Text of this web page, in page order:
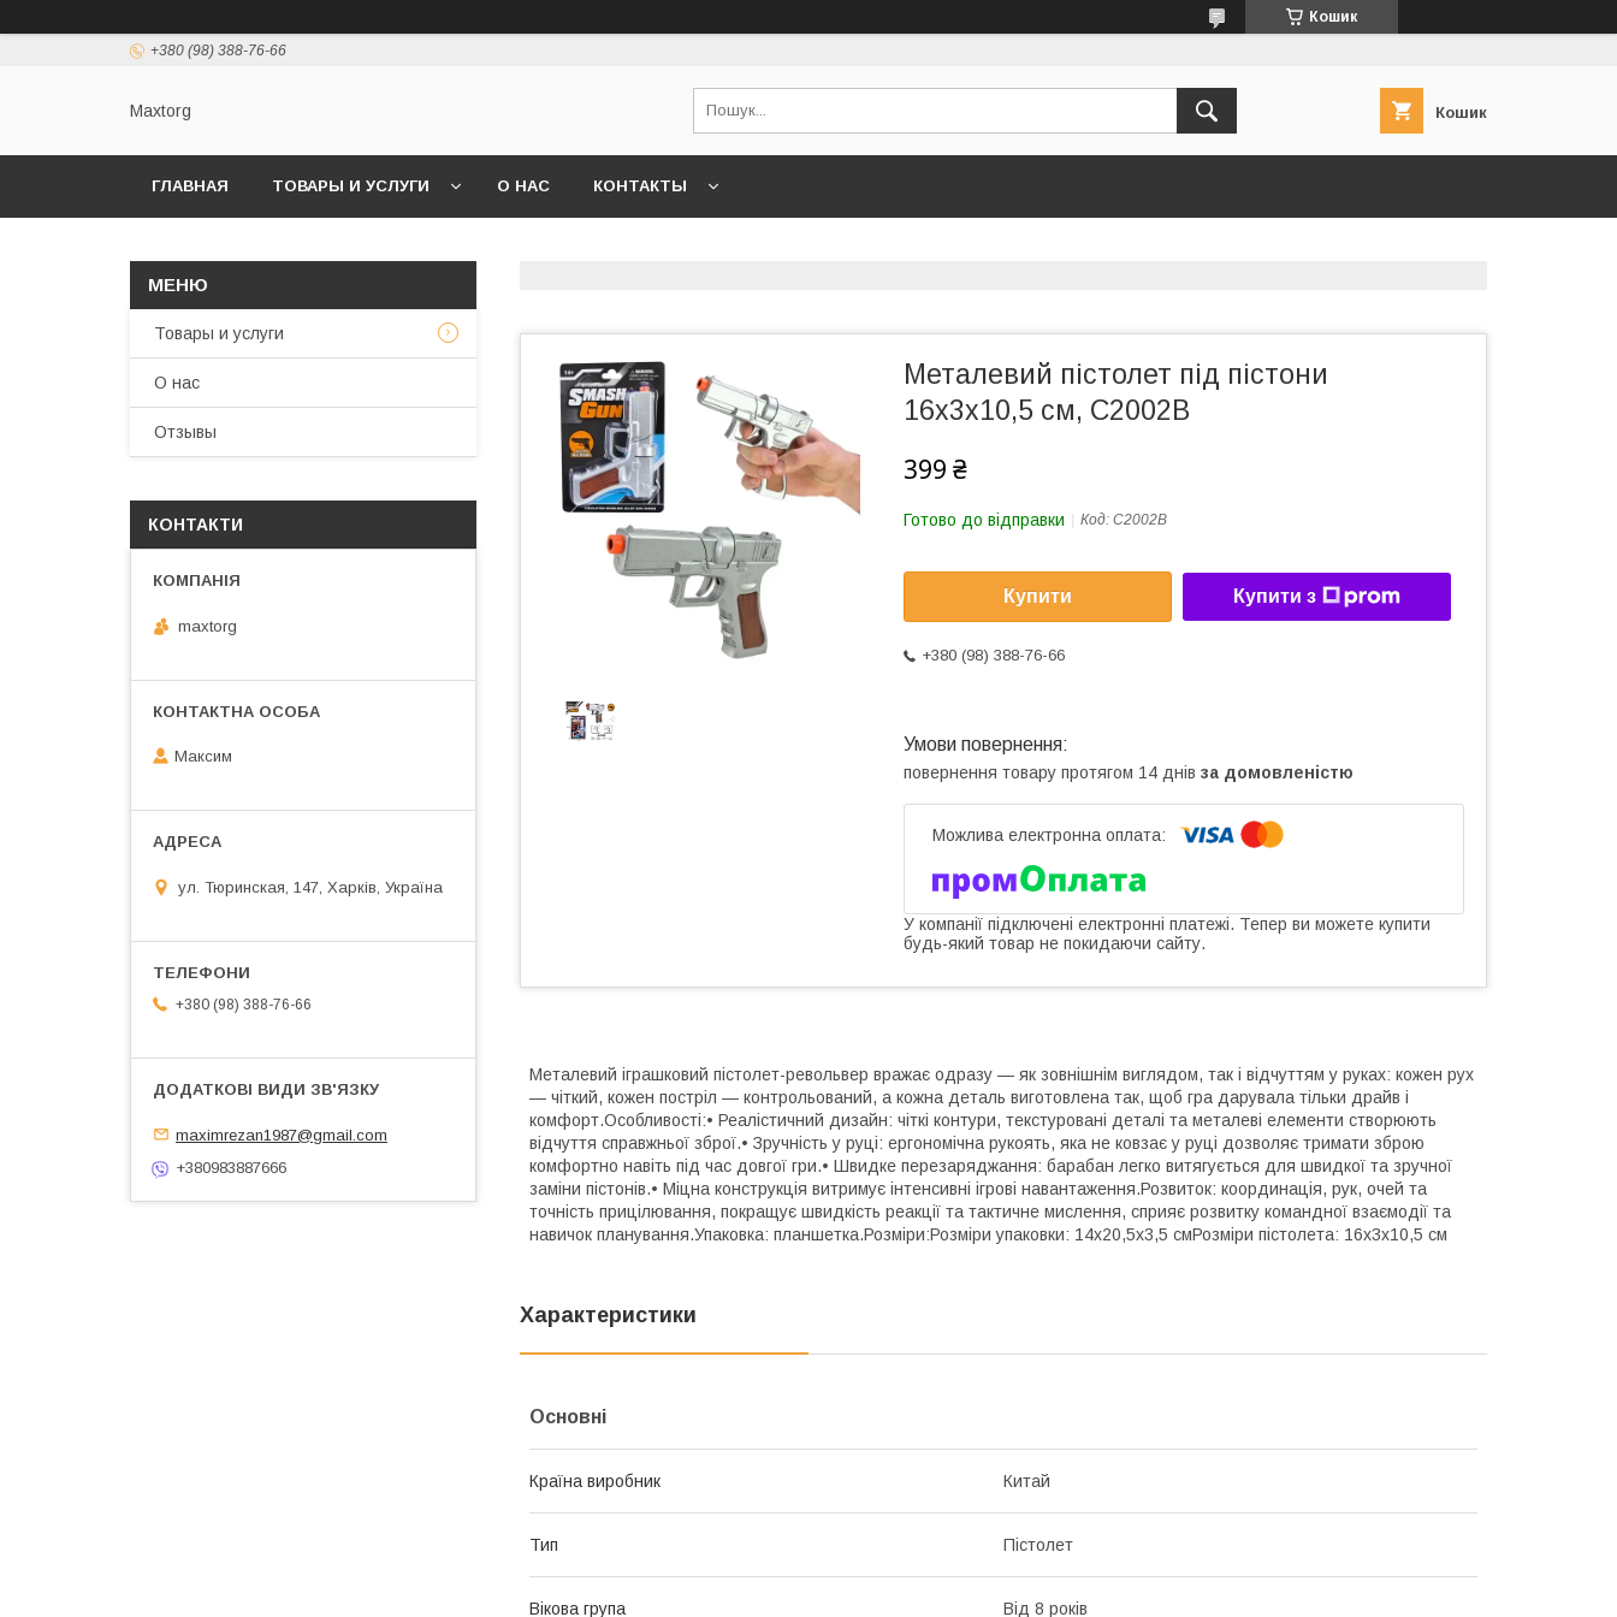
Кошик
+380 (98) 388-76-66
Maxtorg Кошик
ГЛАВНАЯ ТОВАРЫ И УСЛУГИ О НАС КОНТАКТЫ
Металевий пістолет під пістони
16х3х10,5 см, C2002B
399 ₴
Готово до відправки Код: C2002B
Купити Купити з
+380 (98) 388-76-66
повернення товару протягом 14 днів за домовленістю
У компанії підключені електронні платежі. Тепер ви можете купити
будь-який товар не покидаючи сайту.
Металевий іграшковий пістолет-револьвер вражає одразу — як зовнішнім виглядом, так і відчуттям у руках: кожен рух
— чіткий, кожен постріл — контрольований, а кожна деталь виготовлена так, щоб гра дарувала тільки драйв і
комфорт.Особливості:• Реалістичний дизайн: чіткі контури, текстуровані деталі та металеві елементи створюють
відчуття справжньої зброї.• Зручність у руці: ергономічна рукоять, яка не ковзає у руці дозволяє тримати зброю
комфортно навіть під час довгої гри.• Швидке перезаряджання: барабан легко витягується для швидкої та зручної
заміни пістонів.• Міцна конструкція витримує інтенсивні ігрові навантаження.Розвиток: координація, рук, очей та
точність прицілювання, покращує швидкість реакції та тактичне мислення, сприяє розвитку командної взаємодії та
навичок планування.Упаковка: планшетка.Розміри:Розміри упаковки: 14х20,5х3,5 смРозміри пістолета: 16х3х10,5 см
Характеристики
Основні
Країна виробник Китай
Тип Пістолет
Вікова група Від 8 років
Товары и услуги
О нас
Отзывы
КОНТАКТИ
maxtorg
Максим
ул. Тюринская, 147, Харків, Україна
+380 (98) 388-76-66
maximrezan1987@gmail.com
+380983887666